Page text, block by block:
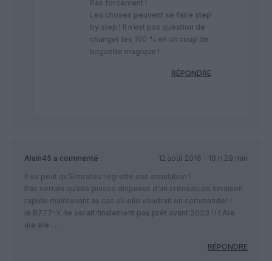
Pas forcément !
Les choses peuvent se faire step
by step ! Il n’est pas question de
changer les 100 % en un coup de
baguette magique !
RÉPONDRE
Alain45 a commenté :
12 août 2016 - 19 h 29 min
Il se peut qu’Emirates regrette son annulation !
Pas certain qu’elle puisse disposer d’un créneau de livraison
rapide maintenant au cas où elle voudrait en commander !
le B777-X ne serait finalement pas prêt avant 2023 ! ! ! Aïe
aïe aïe . . .
RÉPONDRE